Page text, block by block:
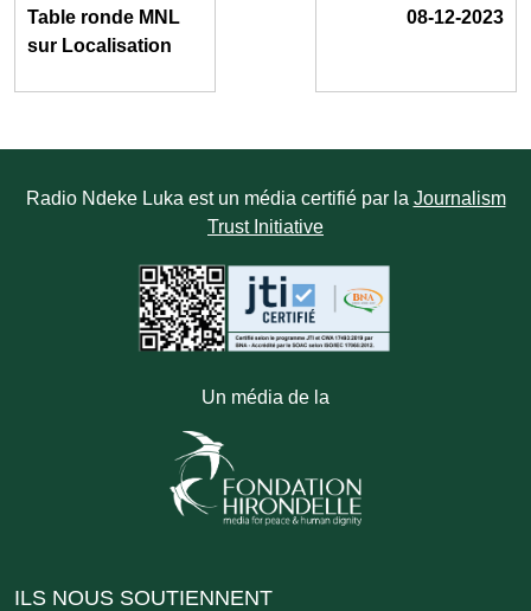
Table ronde MNL
sur Localisation
08-12-2023
Radio Ndeke Luka est un média certifié par la Journalism
Trust Initiative
Un média de la
ILS NOUS SOUTIENNENT